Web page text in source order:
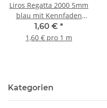
Liros Regatta 2000 5mm
blau mit Kennfaden
grün
1,60 € *
1,60 € pro 1 m
Kategorien